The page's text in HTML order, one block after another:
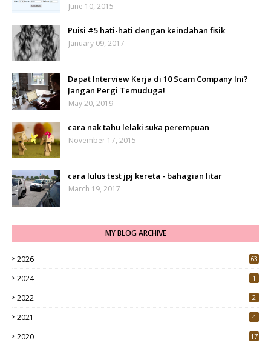
June 10, 2015
Puisi #5 hati-hati dengan keindahan fisik
January 09, 2017
Dapat Interview Kerja di 10 Scam Company Ini?
Jangan Pergi Temuduga!
May 20, 2019
cara nak tahu lelaki suka perempuan
November 17, 2015
cara lulus test jpj kereta - bahagian litar
March 19, 2017
MY BLOG ARCHIVE
2026 63
2024 1
2022 2
2021 4
2020
17